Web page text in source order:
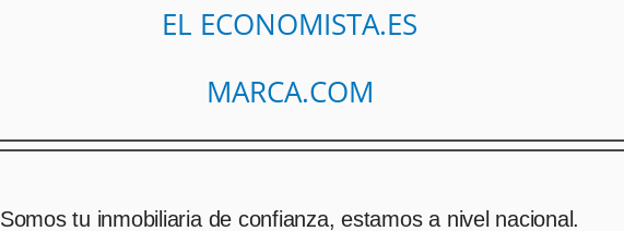
EL ECONOMISTA.ES
MARCA.COM
Somos tu inmobiliaria de confianza, estamos a nivel nacional.